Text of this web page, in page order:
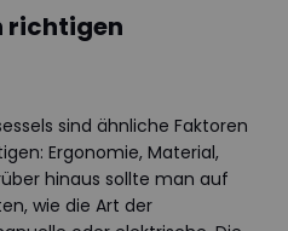
richtigen
sind ähnliche Faktoren
Ergonomie, Material,
hinaus sollte man auf
wie die Art der